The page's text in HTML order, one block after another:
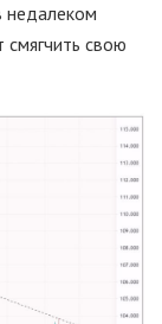
недалеком
свою